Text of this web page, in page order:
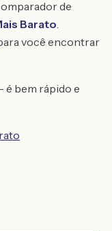
de
Barato.
você encontrar
é bem rápido e